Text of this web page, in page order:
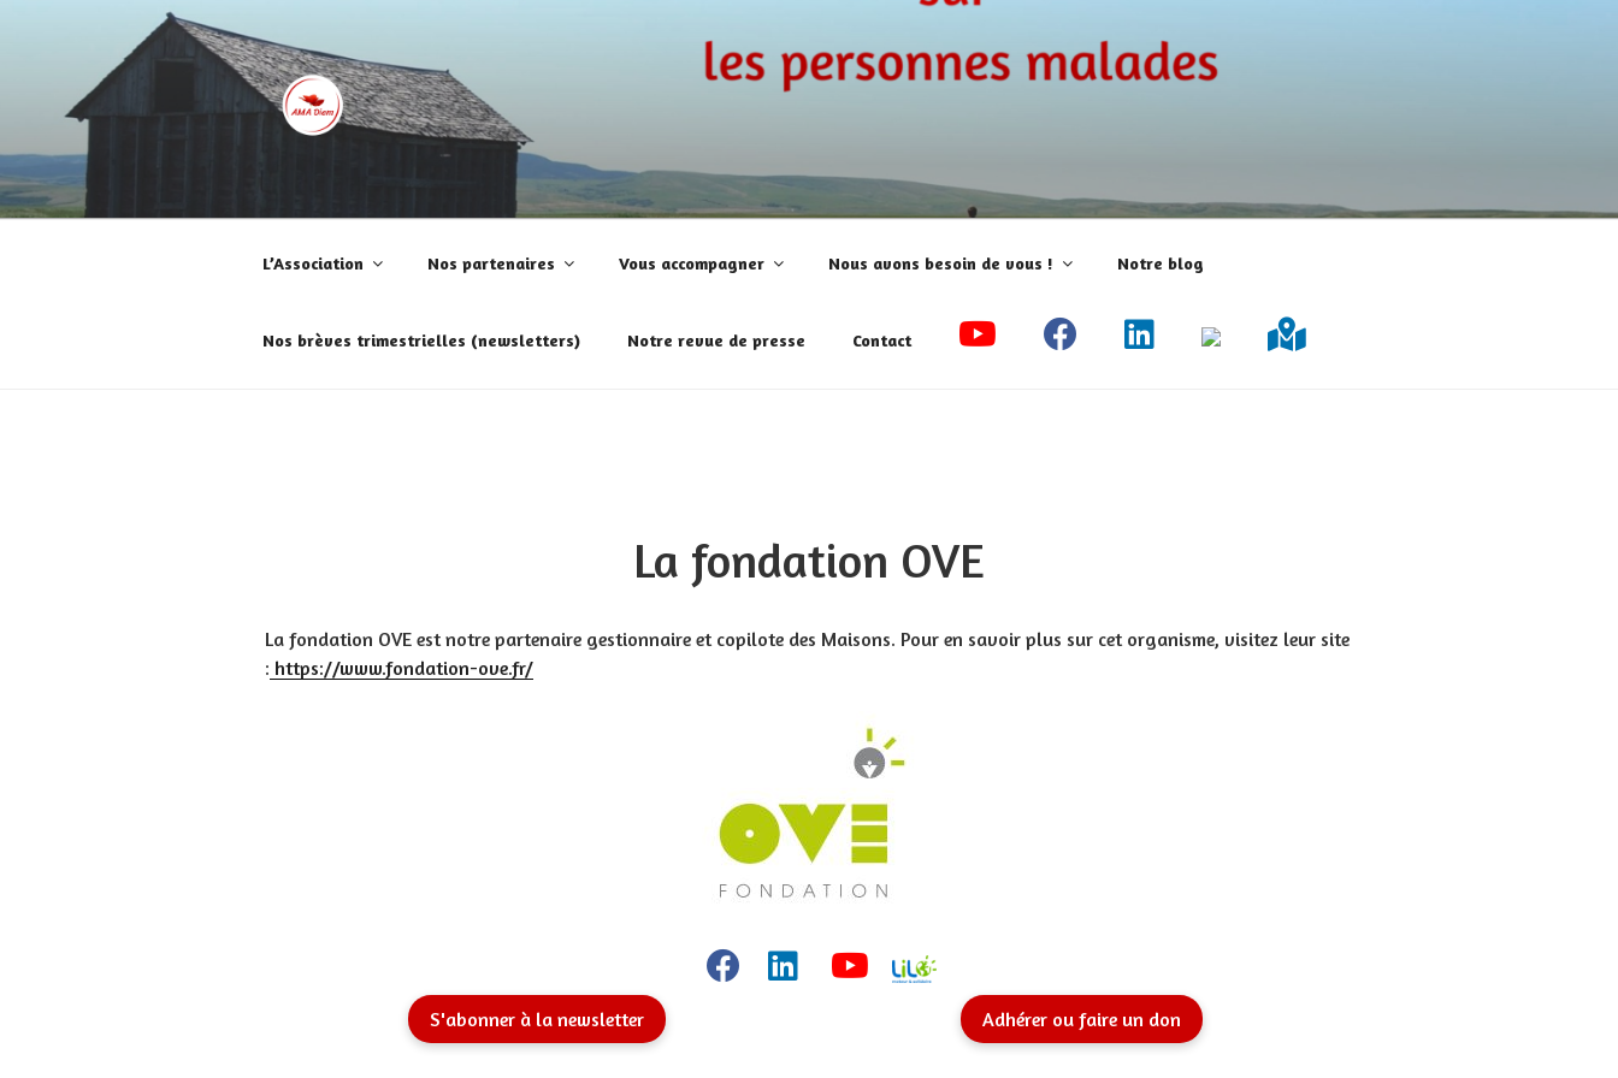
Aime le jour, avec et malgré la maladie!
L’Association Nos partenaires Vous accompagner Nous avons besoin de vous ! Notre blog
Nos brèves trimestrielles (newsletters) Notre revue de presse Contact
La fondation OVE
La fondation OVE est notre partenaire gestionnaire et copilote des Maisons. Pour en savoir plus sur cet organisme, visitez leur site
: https://www.fondation-ove.fr/
S'abonner à la newsletter Adhérer ou faire un don